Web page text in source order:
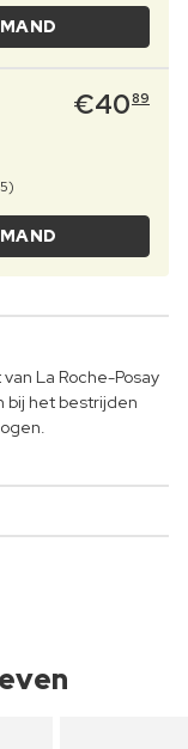
€4089
La Roche-Posay
bij het bestrijden